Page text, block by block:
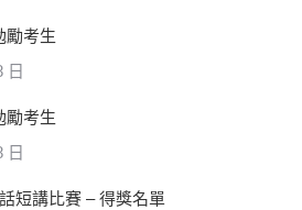
勵考生
日
勵考生
日
短講比賽 – 得獎名單